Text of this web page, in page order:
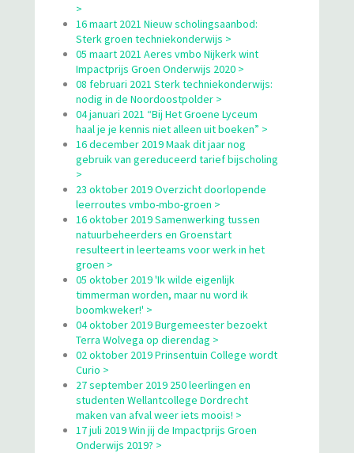
>
16 maart 2021 Nieuw scholingsaanbod:
Sterk groen techniekonderwijs >
05 maart 2021 Aeres vmbo Nijkerk wint
Impactprijs Groen Onderwijs 2020 >
08 februari 2021 Sterk techniekonderwijs:
nodig in de Noordoostpolder >
04 januari 2021 “Bij Het Groene Lyceum
haal je je kennis niet alleen uit boeken” >
16 december 2019 Maak dit jaar nog
gebruik van gereduceerd tarief bijscholing
>
23 oktober 2019 Overzicht doorlopende
leerroutes vmbo-mbo-groen >
16 oktober 2019 Samenwerking tussen
natuurbeheerders en Groenstart
resulteert in leerteams voor werk in het
groen >
05 oktober 2019 'Ik wilde eigenlijk
timmerman worden, maar nu word ik
boomkweker!' >
04 oktober 2019 Burgemeester bezoekt
Terra Wolvega op dierendag >
02 oktober 2019 Prinsentuin College wordt
Curio >
27 september 2019 250 leerlingen en
studenten Wellantcollege Dordrecht
maken van afval weer iets moois! >
17 juli 2019 Win jij de Impactprijs Groen
Onderwijs 2019? >